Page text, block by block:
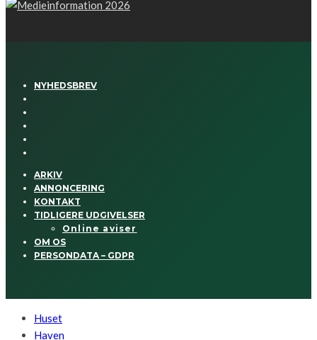
NYHEDSBREV
ARKIV
ANNONCERING
KONTAKT
TIDLIGERE UDGIVELSER
Online aviser
OM OS
PERSONDATA – GDPR
Huset
Haven